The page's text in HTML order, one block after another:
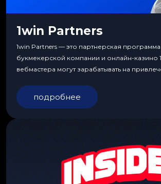
1win Partners
1win Partners — это партнерская
букмекерской компании и онлайн-казино
вебмастера могут зарабатывать на
подробнее